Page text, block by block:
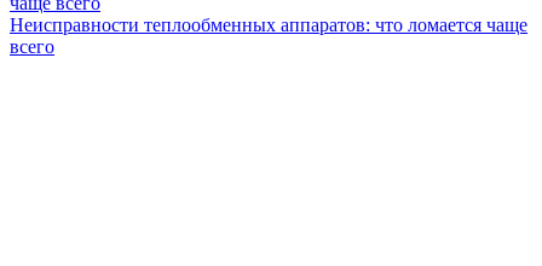
Неисправности теплообменных аппаратов: что ломается чаще
всего